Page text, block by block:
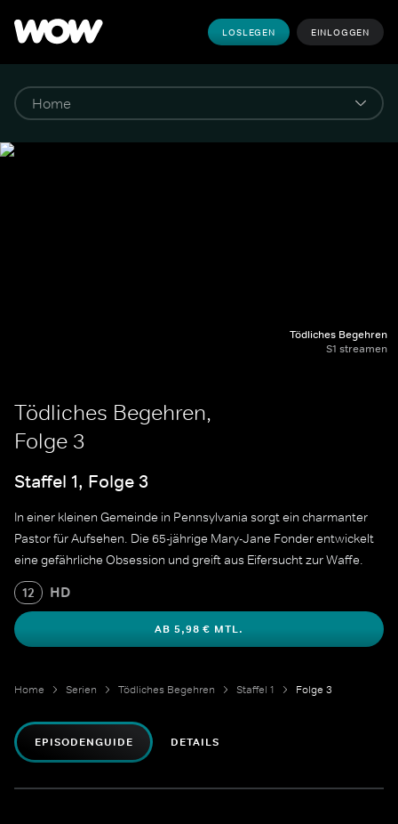
LOSLEGEN EINLOGGEN
Tödliches Begehren
S1 streamen
Tödliches Begehren,
Folge 3
Staffel 1, Folge 3
In einer kleinen Gemeinde in Pennsylvania sorgt ein charmanter
Pastor für Aufsehen. Die 65-jährige Mary-Jane Fonder entwickelt
eine gefährliche Obsession und greift aus Eifersucht zur Waffe.
12 HD
AB 5,98 € MTL.
Home Serien Tödliches Begehren Staffel 1 Folge 3
EPISODENGUIDE DETAILS